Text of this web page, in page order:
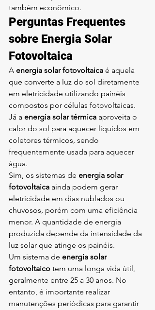
também econômico.
Perguntas Frequentes
sobre Energia Solar
Fotovoltaica
A energia solar fotovoltaica é aquela
que converte a luz do sol diretamente
em eletricidade utilizando painéis
compostos por células fotovoltaicas.
Já a energia solar térmica aproveita o
calor do sol para aquecer líquidos em
coletores térmicos, sendo
frequentemente usada para aquecer
água.
Sim, os sistemas de energia solar
fotovoltaica ainda podem gerar
eletricidade em dias nublados ou
chuvosos, porém com uma eficiência
menor. A quantidade de energia
produzida depende da intensidade da
luz solar que atinge os painéis.
Um sistema de energia solar
fotovoltaico tem uma longa vida útil,
geralmente entre 25 a 30 anos. No
entanto, é importante realizar
manutenções periódicas para garantir